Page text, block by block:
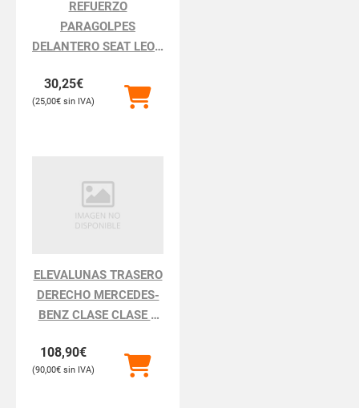
REFUERZO
PARAGOLPES
DELANTERO SEAT LEON
30,25€
25,00€
ELEVALUNAS TRASERO
DERECHO MERCEDES-
BENZ CLASE CLASE S
108,90€
90,00€